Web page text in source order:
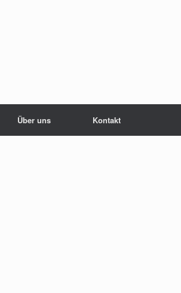
Über uns Kontakt